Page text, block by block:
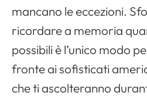
mancano le eccezioni.
ricordare a memoria
possibili è l’unico modo
fronte ai sofisticati
che ti ascolteranno